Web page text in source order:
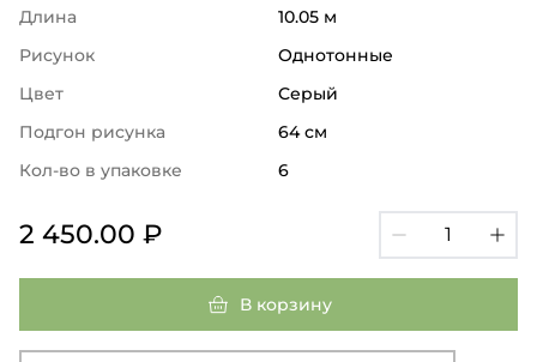
Длина
10.05 м
Рисунок
Однотонные
Цвет
Серый
Подгон рисунка
64 см
Кол-во в упаковке
6
2 450.00 ₽
В корзину